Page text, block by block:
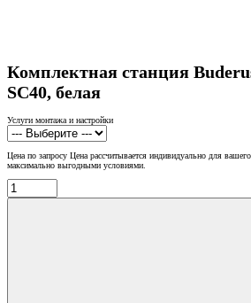
Комплектная станция
SC40, белая
Услуги монтажа и настройки
Цена по запросу Цена рассчитывается индивидуально для
максимально выгодными условиями.